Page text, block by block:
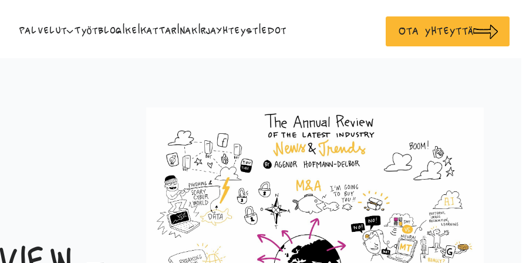
Palvelut TyötBlogiKeikatTarinaKirjaYhteystiedot Ota yhteyttä